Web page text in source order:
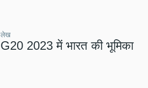
लेख
G20 2023 में भारत की भूमिका